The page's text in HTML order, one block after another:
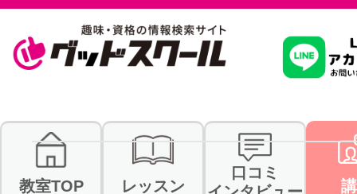
習いたいこ
スクールを
教室TOP レッスン
口コミ